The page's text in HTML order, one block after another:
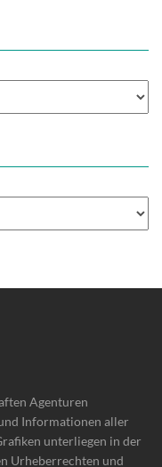
Agenturen
Informationen aller
unterliegen in der
Urheberrechten und